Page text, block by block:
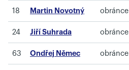
18 Martin Novotný obránce
24 Jiří Suhrada obránce
63 Ondřej Němec obránce